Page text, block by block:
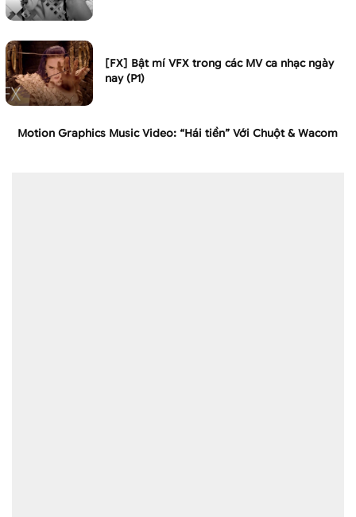
[FX] Bật mí VFX trong các MV ca nhạc ngày
nay (P1)
Motion Graphics Music Video: “Hái tiền” Với Chuột & Wacom